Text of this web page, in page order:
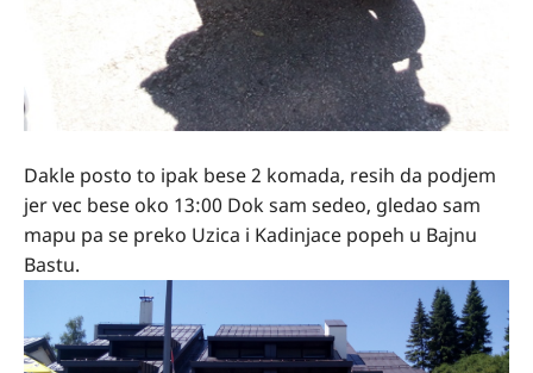
Dakle posto to ipak bese 2 komada, resih da podjem
jer vec bese oko 13:00 Dok sam sedeo, gledao sam
mapu pa se preko Uzica i Kadinjace popeh u Bajnu
Bastu.